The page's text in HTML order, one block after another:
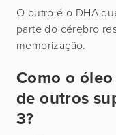
O outro é o DHA
parte do cérebro
memorização.
Como o
de outros
3?